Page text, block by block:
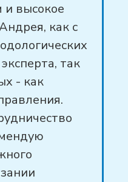
и высокое
как с
так
- как